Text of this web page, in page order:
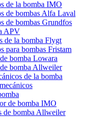
de la bomba IMO
de bombas Alfa Laval
de bombas Grundfos
APV
de la bomba Flygt
para bombas Fristam
bomba Lowara
bomba Allweiler
de la bomba
de bomba IMO
de bomba Allweiler